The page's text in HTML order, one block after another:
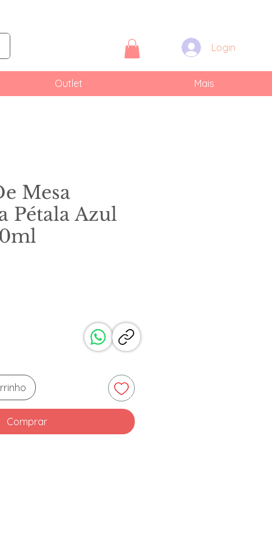
Login
Outlet Mais
Mesa
Pétala Azul
Comprar